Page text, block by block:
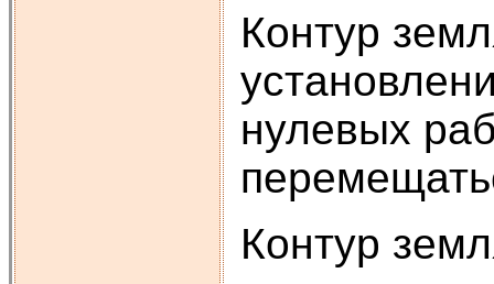
Контур
нулевых
Контур